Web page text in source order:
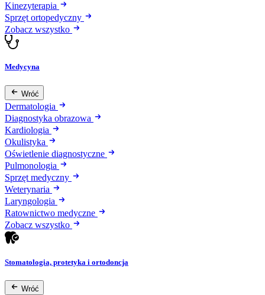
Kinezyterapia
Sprzęt ortopedyczny
Zobacz wszystko
Medycyna
Wróć
Dermatologia
Diagnostyka obrazowa
Kardiologia
Okulistyka
Oświetlenie diagnostyczne
Pulmonologia
Sprzęt medyczny
Weterynaria
Laryngologia
Ratownictwo medyczne
Zobacz wszystko
Stomatologia, protetyka i ortodoncja
Wróć